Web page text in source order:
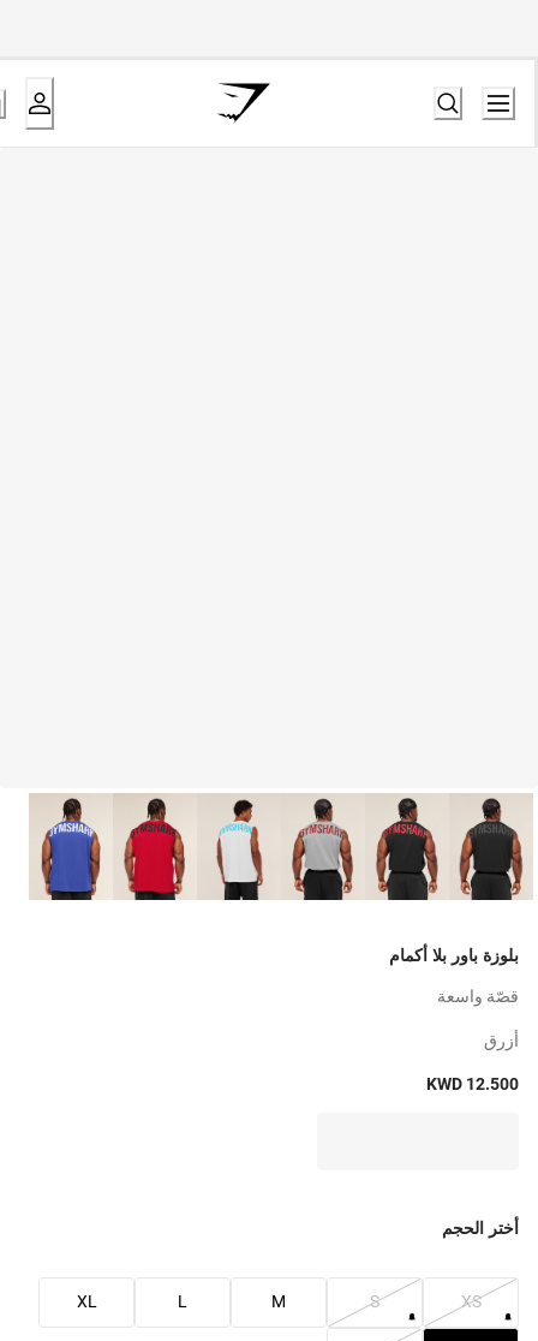
بلوزة باور بلا أكمام
قصّة واسعة
أزرق
KWD 12.500
أختر الحجم
XS
S
M
L
XL